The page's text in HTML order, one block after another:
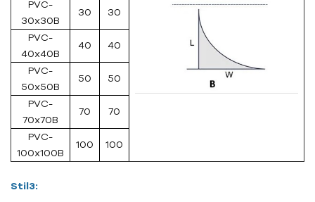
PVC-
30x30B
30 30
PVC-
40x40B
40 40
PVC-
50x50B
50 50
PVC-
70x70B
70 70
PVC-
100x100B
100 100
Stil3: